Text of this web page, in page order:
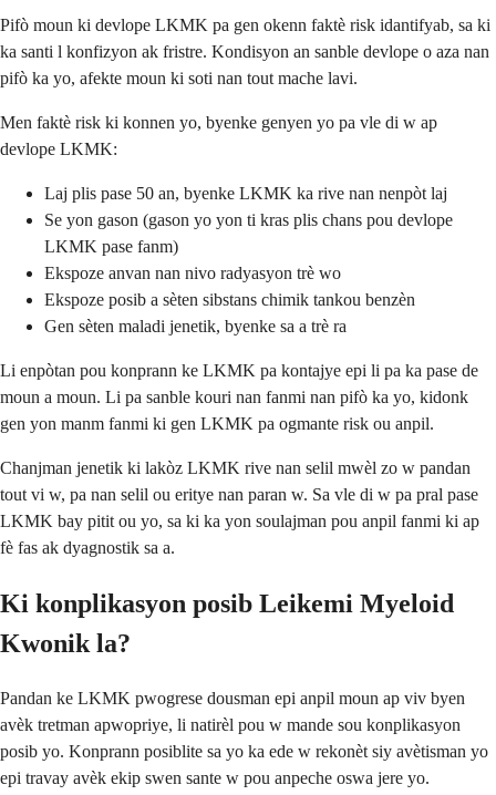
Pifò moun ki devlope LKMK pa gen okenn faktè risk idantifyab, sa ki
ka santi l konfizyon ak fristre. Kondisyon an sanble devlope o aza nan
pifò ka yo, afekte moun ki soti nan tout mache lavi.
Men faktè risk ki konnen yo, byenke genyen yo pa vle di w ap
devlope LKMK:
Laj plis pase 50 an, byenke LKMK ka rive nan nenpòt laj
Se yon gason (gason yo yon ti kras plis chans pou devlope
LKMK pase fanm)
Ekspoze anvan nan nivo radyasyon trè wo
Ekspoze posib a sèten sibstans chimik tankou benzèn
Gen sèten maladi jenetik, byenke sa a trè ra
Li enpòtan pou konprann ke LKMK pa kontajye epi li pa ka pase de
moun a moun. Li pa sanble kouri nan fanmi nan pifò ka yo, kidonk
gen yon manm fanmi ki gen LKMK pa ogmante risk ou anpil.
Chanjman jenetik ki lakòz LKMK rive nan selil mwèl zo w pandan
tout vi w, pa nan selil ou eritye nan paran w. Sa vle di w pa pral pase
LKMK bay pitit ou yo, sa ki ka yon soulajman pou anpil fanmi ki ap
fè fas ak dyagnostik sa a.
Ki konplikasyon posib Leikemi Myeloid
Kwonik la?
Pandan ke LKMK pwogrese dousman epi anpil moun ap viv byen
avèk tretman apwopriye, li natirèl pou w mande sou konplikasyon
posib yo. Konprann posiblite sa yo ka ede w rekonèt siy avètisman yo
epi travay avèk ekip swen sante w pou anpeche oswa jere yo.